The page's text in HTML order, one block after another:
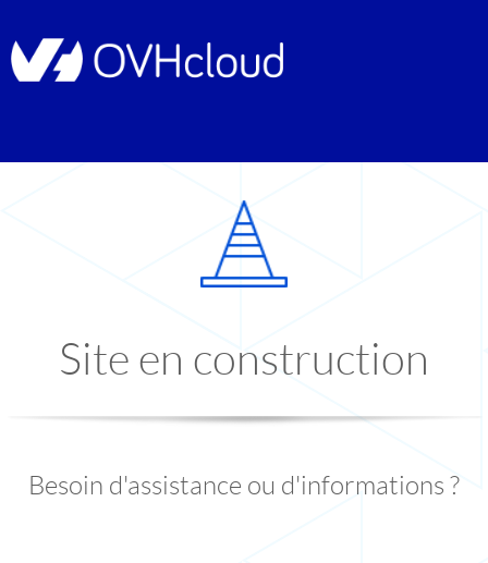
Site en construction
Besoin d'assistance ou d'informations ?